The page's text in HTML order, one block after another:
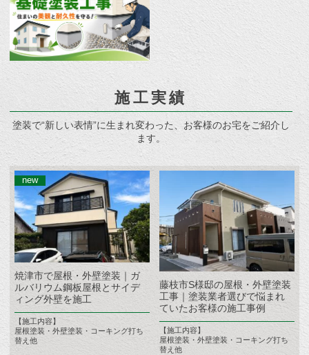
施工実績
塗装で“新しい表情”に生まれ変わった、お客様のお宅をご紹介し
ます。
焼津市で屋根・外壁塗装｜ガ
ルバリウム鋼板屋根とサイデ
ィング外壁を施工
【施工内容】
屋根塗装・外壁塗装・コーキング打ち
替え他
藤枝市S様邸の屋根・外壁塗装
工事｜塗装業者選びで悩まれ
ていたお客様の施工事例
【施工内容】
屋根塗装・外壁塗装・コーキング打ち
替え他